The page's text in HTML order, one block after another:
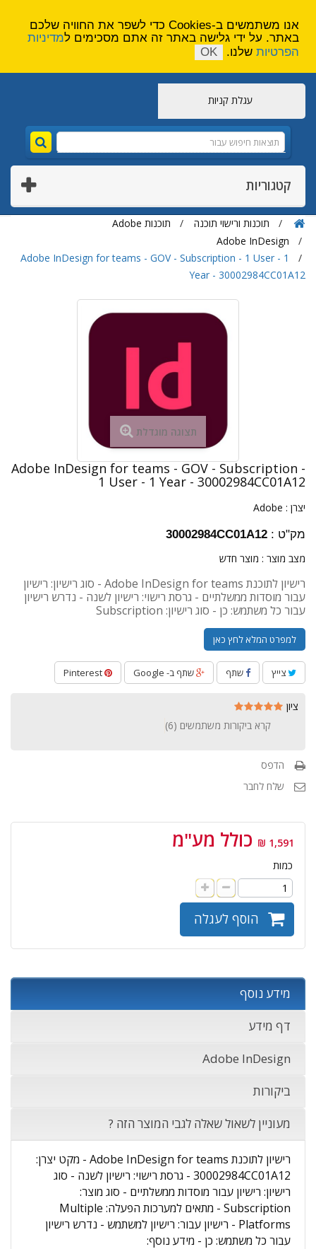
עגלת קניות
קטגוריות
תוכנות ורישוי תוכנה
תוכנות Adobe
Adobe InDesign
Adobe InDesign for teams - GOV - Subscription - 1 User - 1
Year - 30002984CC01A12
תצוגה מוגדלת
Adobe InDesign for teams - GOV - Subscription -
1 User - 1 Year - 30002984CC01A12
יצרן : Adobe
מק"ט : 30002984CC01A12
מצב מוצר : מוצר חדש
רישיון לתוכנת Adobe InDesign for teams - סוג רישיון: רישיון
עבור מוסדות ממשלתיים - גרסת רישוי: רישיון לשנה - נדרש רישיון
עבור כל משתמש: כן - סוג רישיון: Subscription
למפרט המלא לחץ כאן
צייץ שתף שתף ב- Google
ציון
קרא ביקורות משתמשים (6
)
הדפס
שלח לחבר
1,591 ₪ כולל מע"מ
כמות
הוסף לעגלה
מידע נוסף
דף מידע
Adobe InDesign
ביקורות
מעוניין לשאול שאלה לגבי המוצר הזה ?
רישיון לתוכנת Adobe InDesign for teams - מקט יצרן:
30002984CC01A12 - גרסת רישוי: רישיון לשנה - סוג
רישיון: רישיון עבור מוסדות ממשלתיים - סוג מוצר:
Subscription - מתאים למערכות הפעלה: Multiple
Platforms - רישיון עבור: רישיון למשתמש - נדרש רישיון
עבור כל משתמש: כן - מידע נוסף:
אנו משתמשים ב-Cookies כדי לשפר את החוויה שלכם
באתר. על ידי גלישה באתר זה אתם מסכימים למדיניות
הפרטיות שלנו. OK